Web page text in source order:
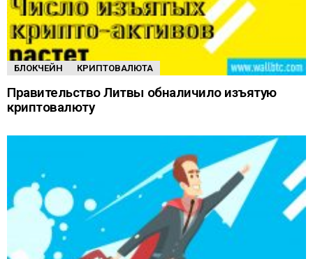
БЛОКЧЕЙН КРИПТОВАЛЮТА
Правительство Литвы обналичило изъятую
криптовалюту